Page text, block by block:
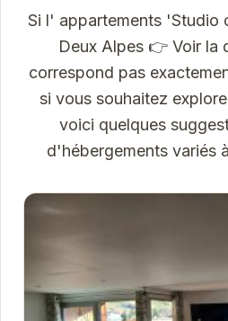
Si l' appartements 'Studio
Deux Alpes 👉 Voir la
correspond pas
si vous souhaitez
voici quelques
d'hébergements variés